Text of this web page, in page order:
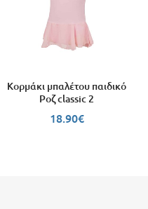
Κορμάκι μπαλέτου παιδικό
Ροζ classic 2
18.90€